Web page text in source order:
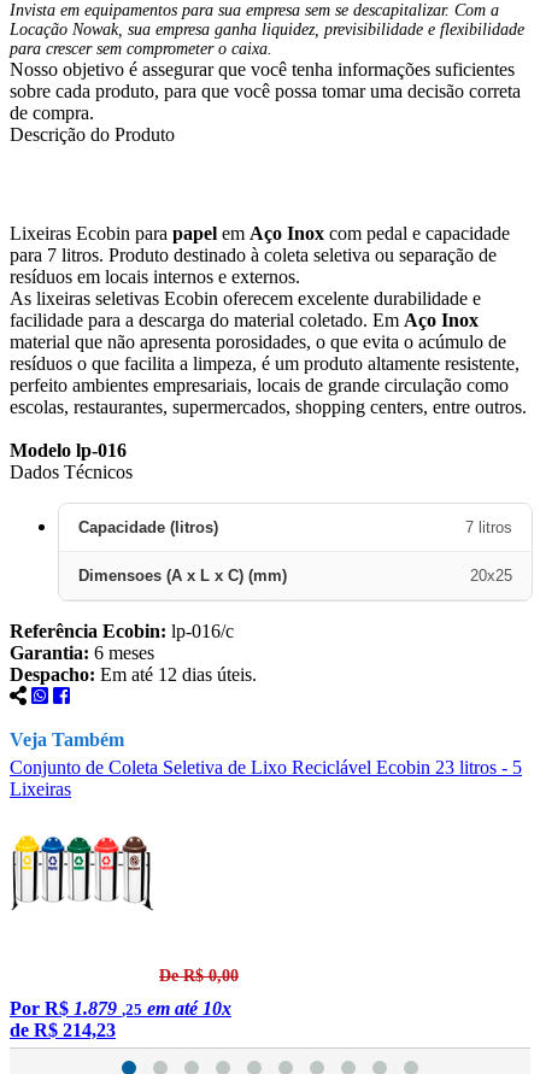
Invista em equipamentos para sua empresa sem se descapitalizar. Com a
Locação Nowak, sua empresa ganha liquidez, previsibilidade e flexibilidade
para crescer sem comprometer o caixa.
Nosso objetivo é assegurar que você tenha informações suficientes
sobre cada produto, para que você possa tomar uma decisão correta
de compra.
Descrição do Produto
Lixeiras Ecobin para papel em Aço Inox com pedal e capacidade
para 7 litros. Produto destinado à coleta seletiva ou separação de
resíduos em locais internos e externos.
As lixeiras seletivas Ecobin oferecem excelente durabilidade e
facilidade para a descarga do material coletado. Em Aço Inox
material que não apresenta porosidades, o que evita o acúmulo de
resíduos o que facilita a limpeza, é um produto altamente resistente,
perfeito ambientes empresariais, locais de grande circulação como
escolas, restaurantes, supermercados, shopping centers, entre outros.
Modelo lp-016
Dados Técnicos
Capacidade (litros) 7 litros
Dimensoes (A x L x C) (mm) 20x25
Referência Ecobin: lp-016/c
Garantia: 6 meses
Despacho: Em até 12 dias úteis.
Veja Também
Conjunto de Coleta Seletiva de Lixo Reciclável Ecobin 23 litros - 5
Lixeiras
De R$ 0,00
Por R$ 1.879 ,25 em até 10x
de R$ 214,23